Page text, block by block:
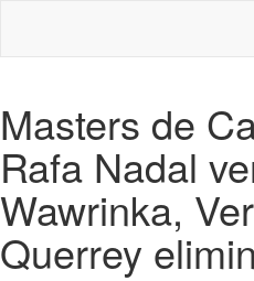
Masters de
Rafa Nadal
Wawrinka,
Querrey